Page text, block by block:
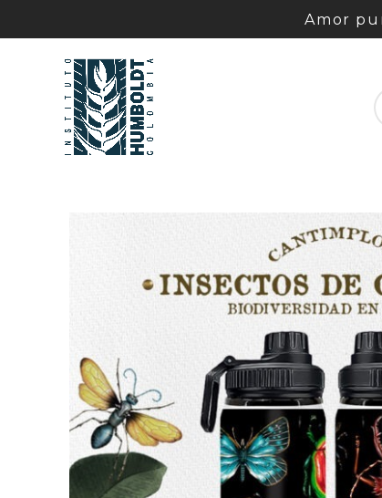
Amor